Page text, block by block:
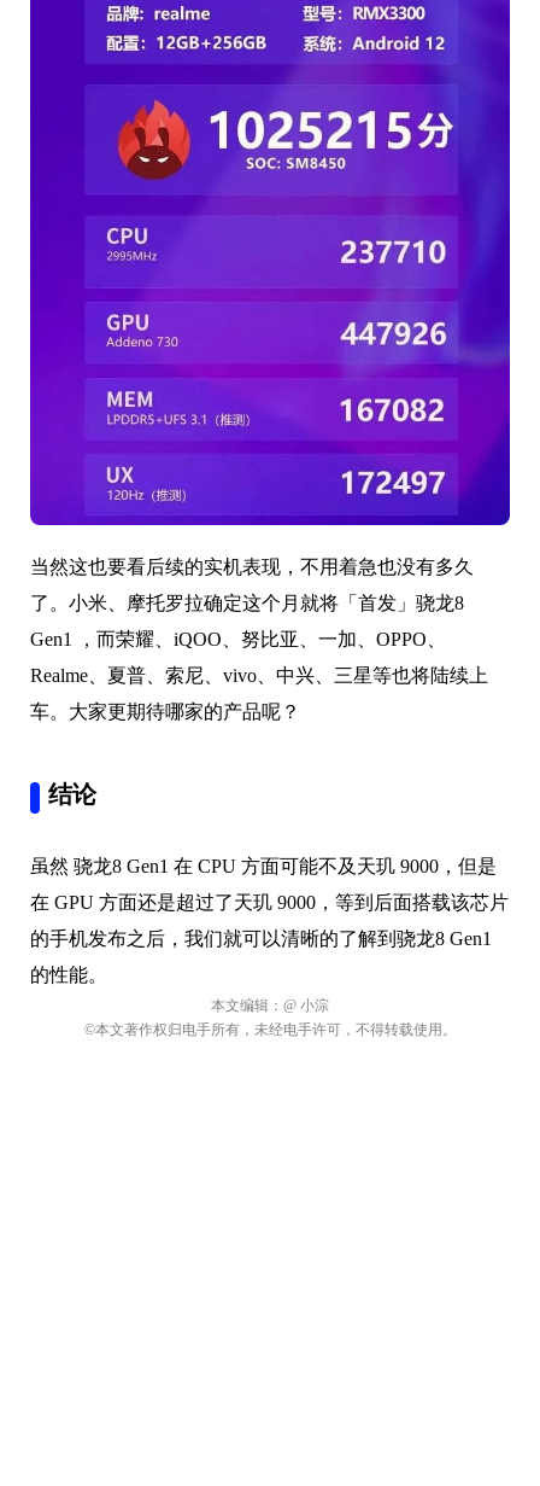
当然这也要看后续的实机表现，不用着急也没有多久
了。小米、摩托罗拉确定这个月就将「首发」骁龙8
Gen1 ，而荣耀、iQOO、努比亚、一加、OPPO、
Realme、夏普、索尼、vivo、中兴、三星等也将陆续上
车。大家更期待哪家的产品呢？
结论
虽然 骁龙8 Gen1 在 CPU 方面可能不及天玑 9000，但是
在 GPU 方面还是超过了天玑 9000，等到后面搭载该芯片
的手机发布之后，我们就可以清晰的了解到骁龙8 Gen1
的性能。
本文编辑： @ 小淙
©本文著作权归电手所有，未经电手许可，不得转载使用。